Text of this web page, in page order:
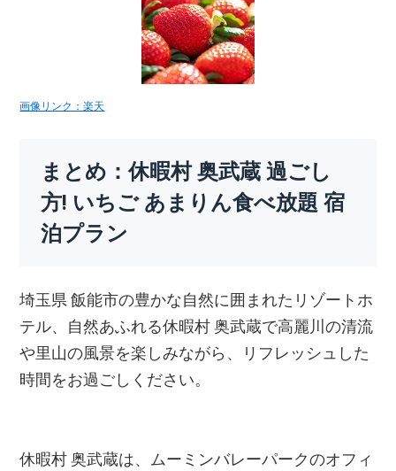
画像リンク：楽天
まとめ：休暇村 奥武蔵 過ごし
方! いちご あまりん食べ放題 宿
泊プラン
埼玉県 飯能市の豊かな自然に囲まれたリゾートホ
テル、自然あふれる休暇村 奥武蔵で高麗川の清流
や里山の風景を楽しみながら、リフレッシュした
時間をお過ごしください。
休暇村 奥武蔵は、ムーミンバレーパークのオフィ